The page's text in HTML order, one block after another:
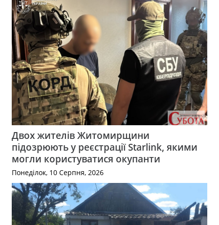
Двох жителів Житомирщини
підозрюють у реєстрації Starlink, якими
могли користуватися окупанти
Понеділок, 10 Серпня, 2026